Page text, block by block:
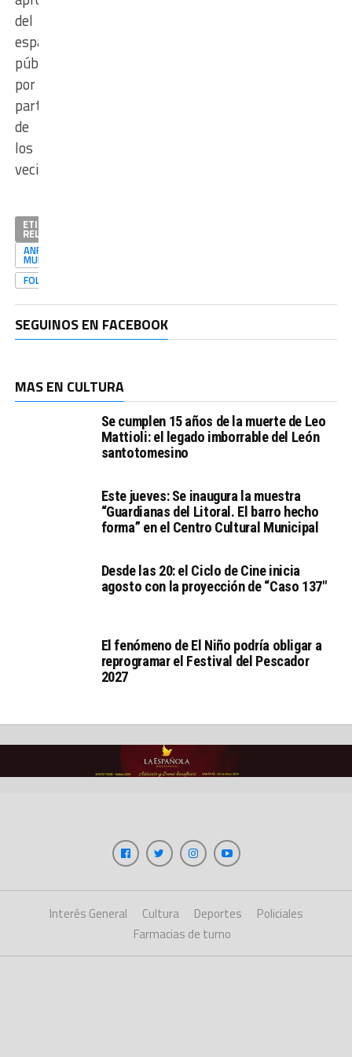
del
espacio
público
por
parte
de
los
vecinos.
ETIQUETAS
RELACIONADAS
ANFITEATRO
MUNICIPAL
FOLKLORE
SEGUINOS EN FACEBOOK
MAS EN CULTURA
Se cumplen 15 años de la muerte de Leo
Mattioli: el legado imborrable del León
santotomesino
Este jueves: Se inaugura la muestra
“Guardianas del Litoral. El barro hecho
forma” en el Centro Cultural Municipal
Desde las 20: el Ciclo de Cine inicia
agosto con la proyección de “Caso 137″
El fenómeno de El Niño podría obligar a
reprogramar el Festival del Pescador
2027
Interés General Cultura Deportes
Policiales
Farmacias de turno